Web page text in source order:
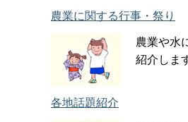
農業に関する行事・祭り
農業や水
紹介しま
各地話題紹介